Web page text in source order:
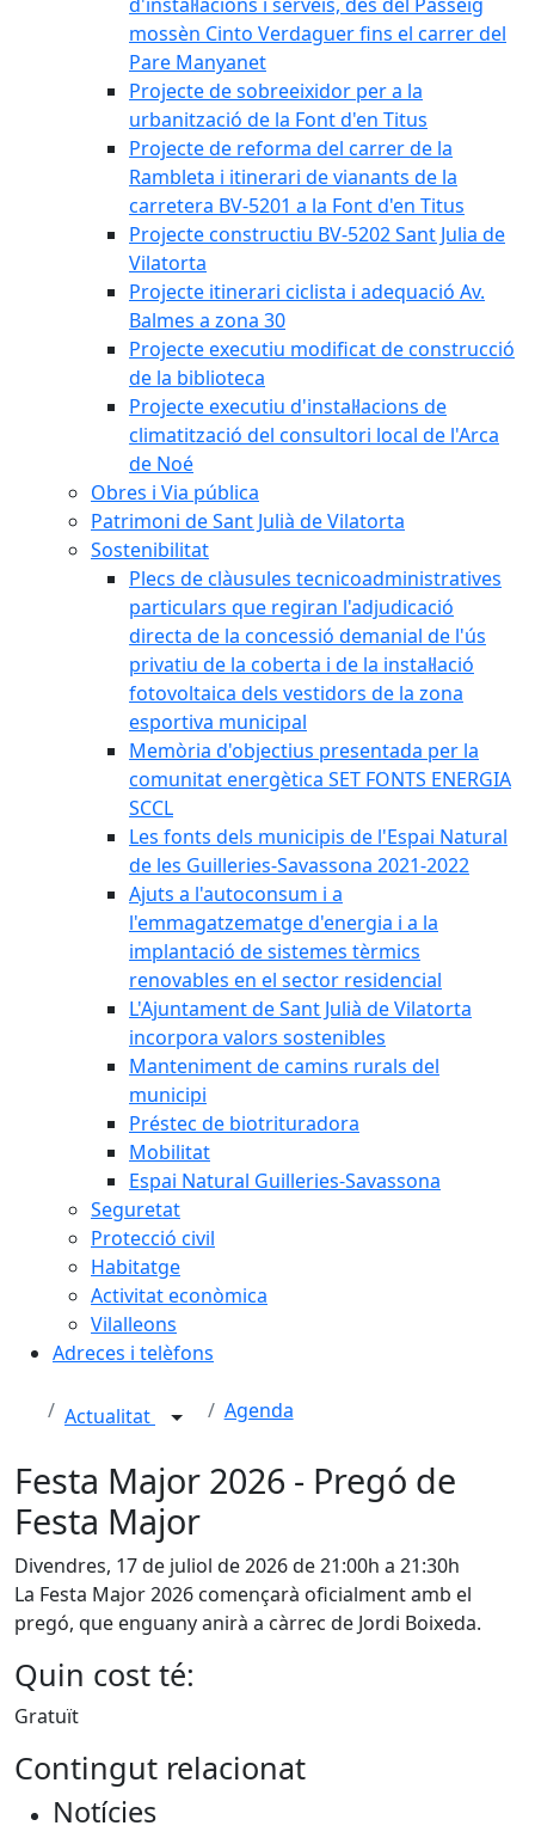
mossèn Cinto Verdaguer fins el carrer del
Pare Manyanet
Projecte de sobreeixidor per a la
urbanització de la Font d'en Titus
Projecte de reforma del carrer de la
Rambleta i itinerari de vianants de la
carretera BV-5201 a la Font d'en Titus
Projecte constructiu BV-5202 Sant Julia de
Vilatorta
Projecte itinerari ciclista i adequació Av.
Balmes a zona 30
Projecte executiu modificat de construcció
de la biblioteca
Projecte executiu d'instal·lacions de
climatització del consultori local de l'Arca
de Noé
Obres i Via pública
Patrimoni de Sant Julià de Vilatorta
Sostenibilitat
Plecs de clàusules tecnicoadministratives
particulars que regiran l'adjudicació
directa de la concessió demanial de l'ús
privatiu de la coberta i de la instal·lació
fotovoltaica dels vestidors de la zona
esportiva municipal
Memòria d'objectius presentada per la
comunitat energètica SET FONTS ENERGIA
SCCL
Les fonts dels municipis de l'Espai Natural
de les Guilleries-Savassona 2021-2022
Ajuts a l'autoconsum i a
l'emmagatzematge d'energia i a la
implantació de sistemes tèrmics
renovables en el sector residencial
L'Ajuntament de Sant Julià de Vilatorta
incorpora valors sostenibles
Manteniment de camins rurals del
municipi
Préstec de biotrituradora
Mobilitat
Espai Natural Guilleries-Savassona
Seguretat
Protecció civil
Habitatge
Activitat econòmica
Vilalleons
Adreces i telèfons
Actualitat Agenda
Festa Major 2026 - Pregó de
Festa Major
Divendres, 17 de juliol de 2026 de 21:00h a 21:30h
La Festa Major 2026 començarà oficialment amb el
pregó, que enguany anirà a càrrec de Jordi Boixeda.
Quin cost té:
Gratuït
Contingut relacionat
Notícies